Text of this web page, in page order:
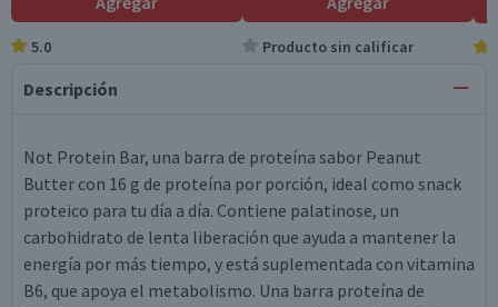
5.0 Producto sin calificar
Descripción
Not Protein Bar, una barra de proteína sabor Peanut
Butter con 16 g de proteína por porción, ideal como snack
proteico para tu día a día. Contiene palatinose, un
carbohidrato de lenta liberación que ayuda a mantener la
energía por más tiempo, y está suplementada con vitamina
B6, que apoya el metabolismo. Una barra proteína de